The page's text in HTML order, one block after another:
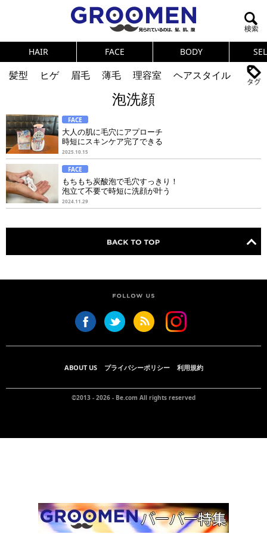
HAIR FACE BODY
髪型 ヒゲ 眉毛 薄毛 理容室
ヘアスタイル
ニオイ
連載
メンズコスメ
NEWS PICK UP
テストステロン
健康
スキンケア 食事
調査結果
トレーニング
好印象な男
頭皮ケア
泡洗顔
FACE
大人の肌に毛穴にアプローチ
時短にスキンケア完了できる
2025.10.15
FACE
もちもち炭酸泡で毛穴すっきり！
泡立て不要で時短に洗顔が叶う
2024.11.29
ABOUT US プライバシーポリシー 利用規約
©2013 - 2026 - Be.com All rights reserved